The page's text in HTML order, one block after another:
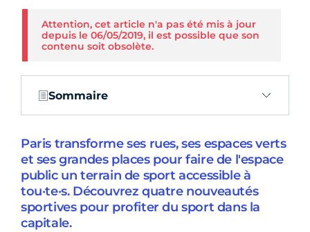
Attention, cet article n'a pas été mis à jour
depuis le 06/05/2019, il est possible que son
contenu soit obsolète.
Sommaire
Paris transforme ses rues, ses espaces verts
et ses grandes places pour faire de l'espace
public un terrain de sport accessible à
tou·te·s. Découvrez quatre nouveautés
sportives pour profiter du sport dans la
capitale.